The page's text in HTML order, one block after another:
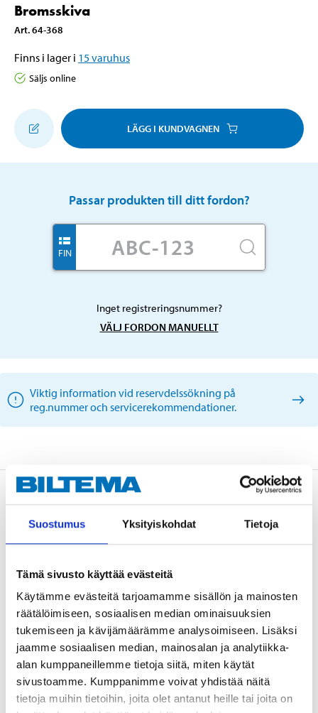
Suostumus Yksityiskohdat Tietoja
Tämä sivusto käyttää evästeitä
Käytämme evästeitä tarjoamamme sisällön ja mainosten
räätälöimiseen, sosiaalisen median ominaisuuksien
tukemiseen ja kävijämäärämme analysoimiseen. Lisäksi
jaamme sosiaalisen median, mainosalan ja analytiikka-
alan kumppaneillemme tietoja siitä, miten käytät
sivustoamme. Kumppanimme voivat yhdistää näitä
tietoja muihin tietoihin, joita olet antanut heille tai joita on
Bromsskiva
Art.64-368
Finns i lager i 15varuhus
Säljs online
LÄGG I KUNDVAGNEN
Passar produkten till ditt fordon?
FIN
Inget registreringsnummer?
VÄLJ FORDON MANUELLT
Viktig information vid reservdelssökning på
reg.nummer och servicerekommendationer.
Beskrivning
Bromsskiva
Solid
Tjocklek
10 mm
Min. tjocklek
8,4 mm
Höjd
61 mm